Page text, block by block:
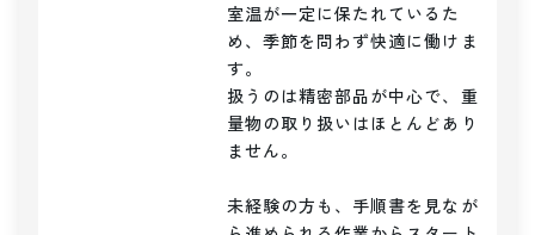
室温が一定に保たれているた
め、季節を問わず快適に働けま
す。
扱うのは精密部品が中心で、重
量物の取り扱いはほとんどあり
ません。
未経験の方も、手順書を見なが